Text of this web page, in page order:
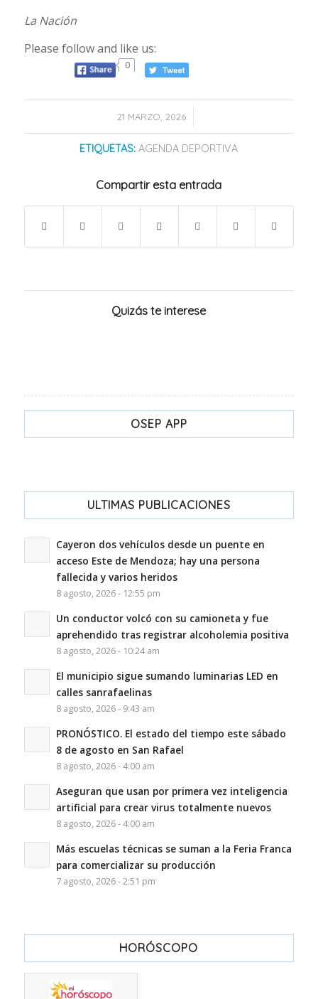
La Nación
Please follow and like us:
0
21 MARZO, 2026
/
ETIQUETAS: AGENDA DEPORTIVA
Compartir esta entrada
Quizás te interese
OSEP APP
ULTIMAS PUBLICACIONES
Cayeron dos vehículos desde un puente en
acceso Este de Mendoza; hay una persona
fallecida y varios heridos
8 agosto, 2026 - 12:55 pm
Un conductor volcó con su camioneta y fue
aprehendido tras registrar alcoholemia positiva
8 agosto, 2026 - 10:24 am
El municipio sigue sumando luminarias LED en
calles sanrafaelinas
8 agosto, 2026 - 9:43 am
PRONÓSTICO. El estado del tiempo este sábado
8 de agosto en San Rafael
8 agosto, 2026 - 4:00 am
Aseguran que usan por primera vez inteligencia
artificial para crear virus totalmente nuevos
8 agosto, 2026 - 4:00 am
Más escuelas técnicas se suman a la Feria Franca
para comercializar su producción
7 agosto, 2026 - 2:51 pm
HORÓSCOPO